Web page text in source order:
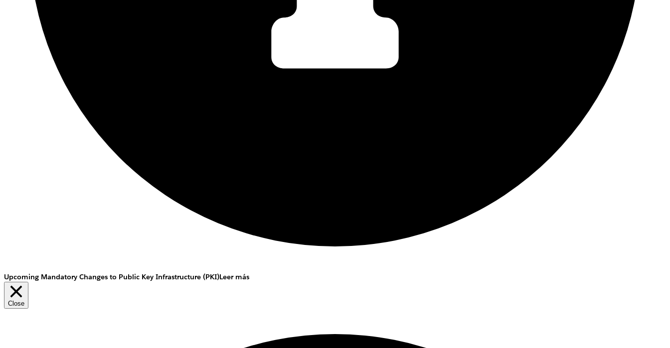
Upcoming Mandatory Changes to Public Key Infrastructure (PKI)Leer más
Close